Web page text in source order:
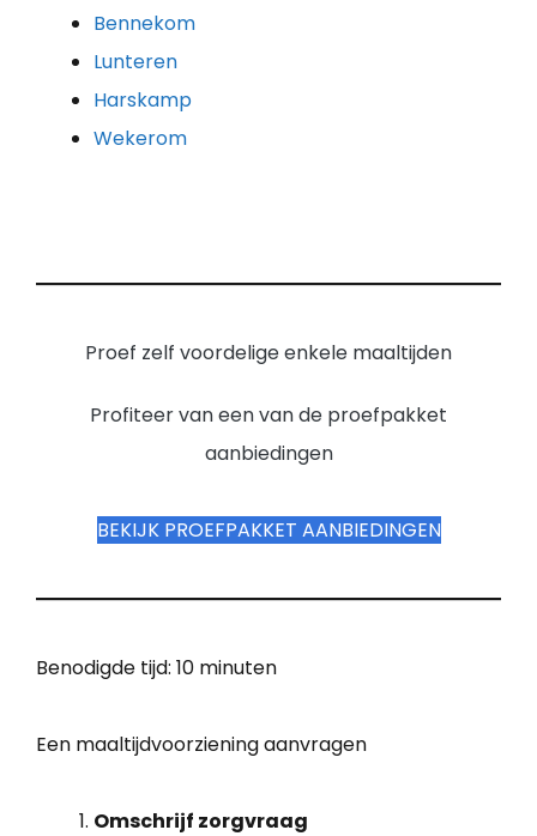
Bennekom
Lunteren
Harskamp
Wekerom
Proef zelf voordelige enkele maaltijden
Profiteer van een van de proefpakket
aanbiedingen
BEKIJK PROEFPAKKET AANBIEDINGEN
Benodigde tijd: 10 minuten
Een maaltijdvoorziening aanvragen
Omschrijf zorgvraag